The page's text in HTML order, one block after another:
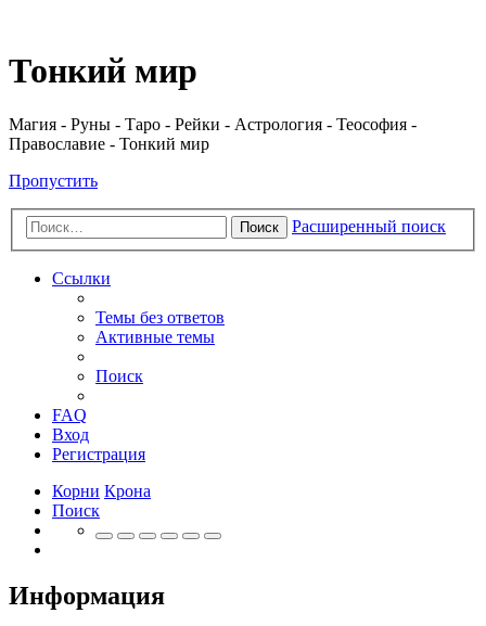
Тонкий мир
Магия - Руны - Таро - Рейки - Астрология - Теософия -
Православие - Тонкий мир
Пропустить
Поиск Расширенный поиск
Ссылки
Темы без ответов
Активные темы
Поиск
FAQ
Вход
Регистрация
Корни Крона
Поиск
Информация